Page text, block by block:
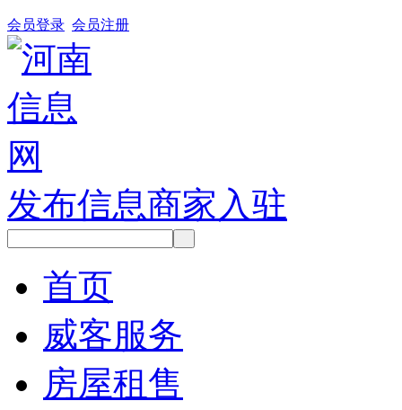
会员登录 会员注册
发布信息商家入驻
首页
威客服务
房屋租售